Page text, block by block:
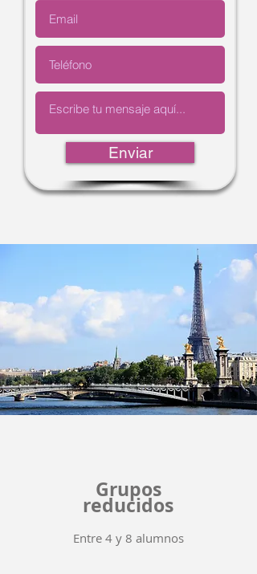
Enviar
Grupos
reducidos
Entre 4 y 8 alumnos